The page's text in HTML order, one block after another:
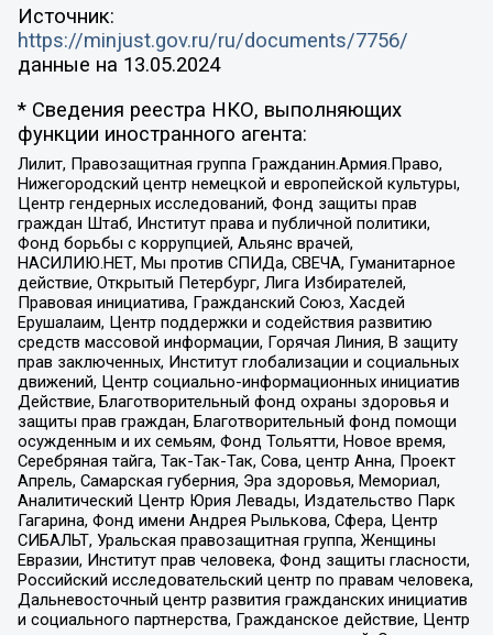
Источник:
https://minjust.gov.ru/ru/documents/7756/
данные на 13.05.2024
* Сведения реестра НКО, выполняющих
функции иностранного агента:
Лилит, Правозащитная группа Гражданин.Армия.Право,
Нижегородский центр немецкой и европейской культуры,
Центр гендерных исследований, Фонд защиты прав
граждан Штаб, Институт права и публичной политики,
Фонд борьбы с коррупцией, Альянс врачей,
НАСИЛИЮ.НЕТ, Мы против СПИДа, СВЕЧА, Гуманитарное
действие, Открытый Петербург, Лига Избирателей,
Правовая инициатива, Гражданский Союз, Хасдей
Ерушалаим, Центр поддержки и содействия развитию
средств массовой информации, Горячая Линия, В защиту
прав заключенных, Институт глобализации и социальных
движений, Центр социально-информационных инициатив
Действие, Благотворительный фонд охраны здоровья и
защиты прав граждан, Благотворительный фонд помощи
осужденным и их семьям, Фонд Тольятти, Новое время,
Серебряная тайга, Так-Так-Так, Сова, центр Анна, Проект
Апрель, Самарская губерния, Эра здоровья, Мемориал,
Аналитический Центр Юрия Левады, Издательство Парк
Гагарина, Фонд имени Андрея Рылькова, Сфера, Центр
СИБАЛЬТ, Уральская правозащитная группа, Женщины
Евразии, Институт прав человека, Фонд защиты гласности,
Российский исследовательский центр по правам человека,
Дальневосточный центр развития гражданских инициатив
и социального партнерства, Гражданское действие, Центр